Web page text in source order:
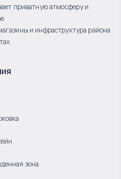
приватную атмосферу и
и инфраструктура района
зона